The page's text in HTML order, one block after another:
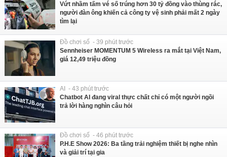
Vứt nhầm tấm vé số trúng hơn 30 tỷ đồng vào thùng rác,
người đàn ông khiến cả công ty vệ sinh phải mất 2 ngày
tìm lại
Đồ chơi số - 39 phút trước
Sennheiser MOMENTUM 5 Wireless ra mắt tại Việt Nam,
giá 12,49 triệu đồng
AI - 43 phút trước
Chatbot AI đang viral thực chất chỉ có một người ngồi
trả lời hàng nghìn câu hỏi
Đồ chơi số - 46 phút trước
P.H.E Show 2026: Ba tầng trải nghiệm thiết bị nghe nhìn
và giải trí tại gia